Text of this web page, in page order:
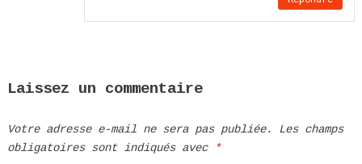
Laissez un commentaire
Votre adresse e-mail ne sera pas publiée.
Les champs
obligatoires sont indiqués avec
*